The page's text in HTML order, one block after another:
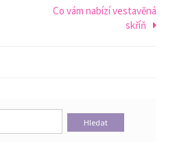
Co vám nabízí vestavěná
skříň